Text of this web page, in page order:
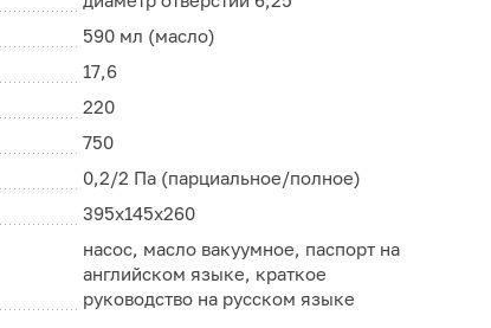
590 мл (масло)
17,6
220
750
0,2/2 Па (парциальное/полное)
395х145х260
насос, масло вакуумное, паспорт на
английском языке, краткое
руководство на русском языке